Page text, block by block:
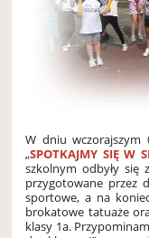
W dniu wczorajszym
„SPOTKAJMY SIĘ W
szkolnym odbyły się
przygotowane przez
sportowe, a na
brokatowe tatuaże
klasy 1a.